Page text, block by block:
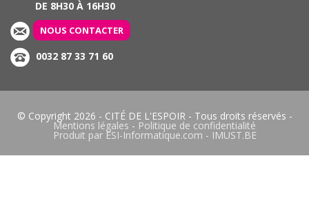
DE 8H30 À 16H30
NOUS CONTACTER
0032 87 33 71 60
© Copyright 2026 - CITÉ DE L'ESPOIR- Tous droits réservés -
Mentions légales - Politique de confidentialité
Produit par ESI-Informatique.com - IMUST.BE